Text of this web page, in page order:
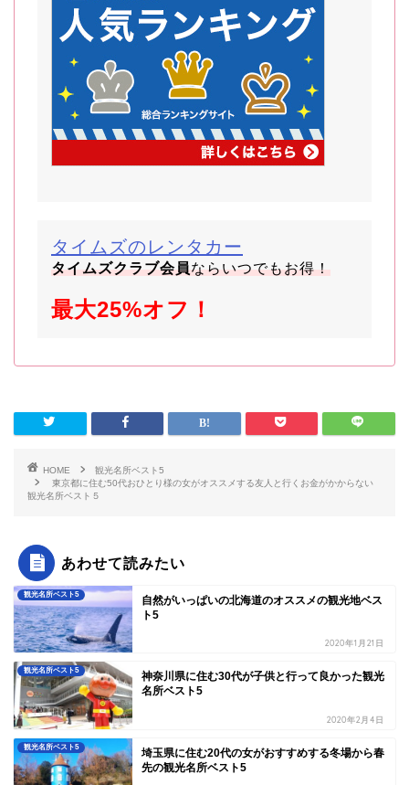
タイムズのレンタカー
タイムズクラブ会員ならいつでもお得！
最大25%オフ！
HOME
観光名所ベスト5
東京都に住む50代おひとり様の女がオススメする友人と行くお金がかからない
観光名所ベスト５
あわせて読みたい
観光名所ベスト5
自然がいっぱいの北海道のオススメの観光地ベス
ト5
2020年1月21日
観光名所ベスト5
神奈川県に住む30代が子供と行って良かった観光
名所ベスト5
2020年2月4日
観光名所ベスト5
埼玉県に住む20代の女がおすすめする冬場から春
先の観光名所ベスト5